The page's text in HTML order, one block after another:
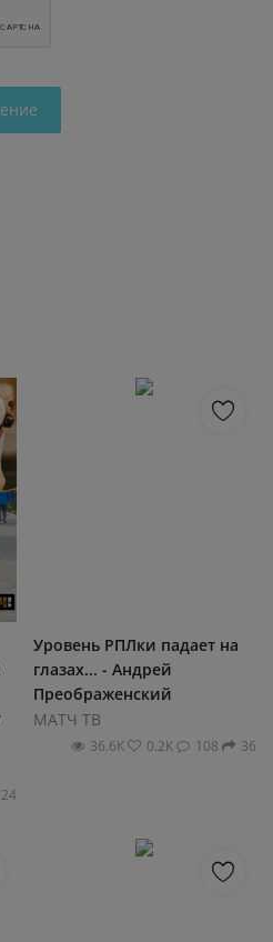
24
Уровень РПЛки падает на
глазах... - Андрей
Преображенский
МАТЧ ТВ
36.6К 0.2К 108 36